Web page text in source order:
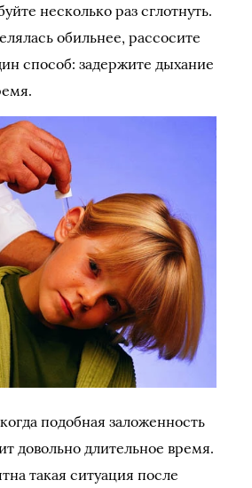
несколько раз сглотнуть.
обильнее, рассосите
способ: задержите дыхание
подобная заложенность
довольно длительное время.
такая ситуация после